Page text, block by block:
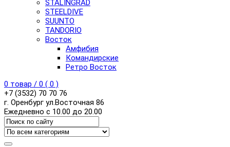
STALINGRAD
STEELDIVE
SUUNTO
TANDORIO
Восток
Амфибия
Командирские
Ретро Восток
0 товар / 0 ( 0 )
+7 (3532) 70 70 76
г. Оренбург ул.Восточная 86
Ежедневно с 10.00 до 20.00